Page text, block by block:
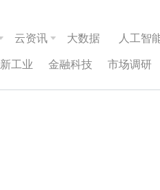
云资讯 大数据 人工智
新工业 金融科技 市场调研